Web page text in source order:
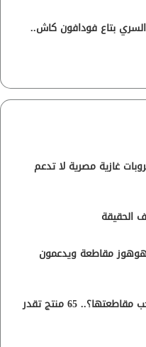
بتاع فودافون كاش..
غازية مصرية لا تدعم
مقاطعة ويدعمون
ما هي المنتجات الإسرائيلية التي يجب مقاطعتها؟.. 65 منتج تقدر